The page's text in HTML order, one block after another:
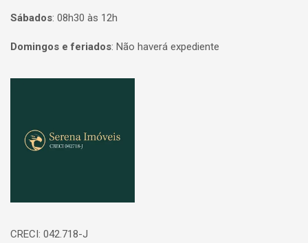
Sábados: 08h30 às 12h
Domingos e feriados: Não haverá expediente
CRECI: 042.718-J